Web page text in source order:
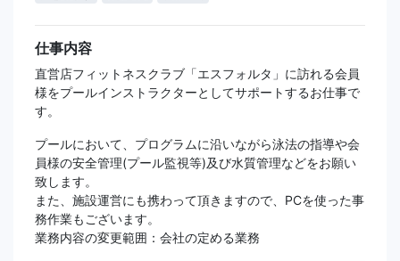
仕事内容
直営店フィットネスクラブ「エスフォルタ」に訪れる会員
様をプールインストラクターとしてサポートするお仕事で
す。
プールにおいて、プログラムに沿いながら泳法の指導や会
員様の安全管理(プール監視等)及び水質管理などをお願い
致します。
また、施設運営にも携わって頂きますので、PCを使った事
務作業もございます。
業務内容の変更範囲：会社の定める業務